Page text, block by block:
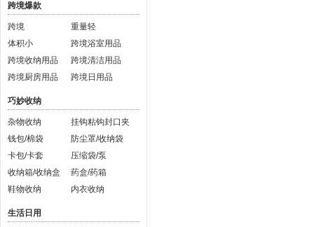
跨境爆款
跨境
重量轻
体积小
跨境浴室用品
跨境收纳用品
跨境清洁用品
跨境厨房用品
跨境日用品
巧妙收纳
杂物收纳
挂钩粘钩封口夹
钱包/棉袋
防尘罩/收纳袋
卡包/卡套
压缩袋/泵
收纳箱/收纳盒
药盒/药箱
鞋物收纳
内衣收纳
生活日用